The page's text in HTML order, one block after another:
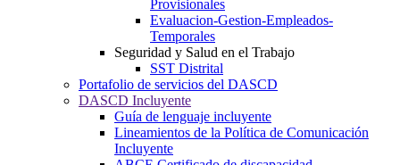
Provisionales
Evaluacion-Gestion-Empleados-
Temporales
Seguridad y Salud en el Trabajo
SST Distrital
Portafolio de servicios del DASCD
DASCD Incluyente
Guía de lenguaje incluyente
Lineamientos de la Política de Comunicación
Incluyente